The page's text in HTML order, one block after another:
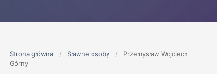
Strona główna / Sławne osoby /
Przemysław Wojciech
Górny